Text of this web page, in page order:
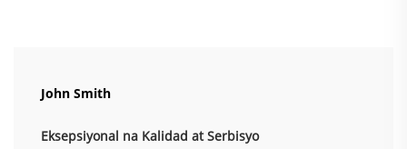
John Smith
Eksepsiyonal na Kalidad at Serbisyo